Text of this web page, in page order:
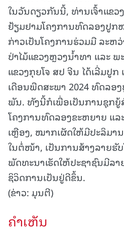
ໃນວັນດຽວກັນນີ້, ທ່ານເຈົ້າແຂວ
ຢ້ຽມຢາມໂຄງການທົດລອງປູກ
ກ່າວເປັນໂຄງການຮ່ວມມື ລະຫ
ປ່າໄມ້ແຂວງຫຼວງນໍ້າທາ ແລະ ພ
ແຂວງກຸຍໂຈ ສປ ຈີນ ໄດ້ເລີ່ມປູ
ເດືອນພືດສະພາ 2024 ທົດລອ
ພັນ. ທັງນີ້ກໍເພື່ອເປັນການຊຸກຍູ້
ໂຄງການທົດລອງຂະຫຍາຍ ແ
ເຫຼືອງ, ໝາກເຜັດໃຫ້ມີປະລິມາ
ໃນຕໍ່ໜ້າ, ເປັນການສ້າງລາຍຮັ
ພັດທະນາເຮັດໃຫ້ປະຊາຊົນມີລາ
ຊິວິດການເປັນຢູ່ດີຂຶ້ນ.
(ຂ່າວ: ມຸນຕີ)
ຄໍາເຫັນ